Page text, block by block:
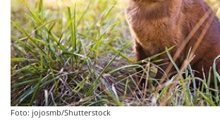
Foto: jojosmb/Shutterstock